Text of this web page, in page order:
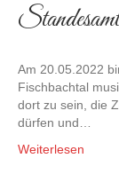
Standesamt
Am 20.05.2022
Fischbachtal
dort zu sein, die
dürfen und…
Weiterlesen